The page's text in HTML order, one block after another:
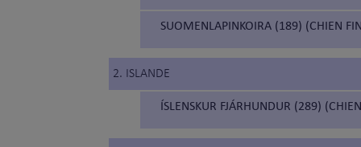
SUOMENLAPINKOIRA (189) (CHIEN
2. ISLANDE
ÍSLENSKUR FJÁRHUNDUR (289)